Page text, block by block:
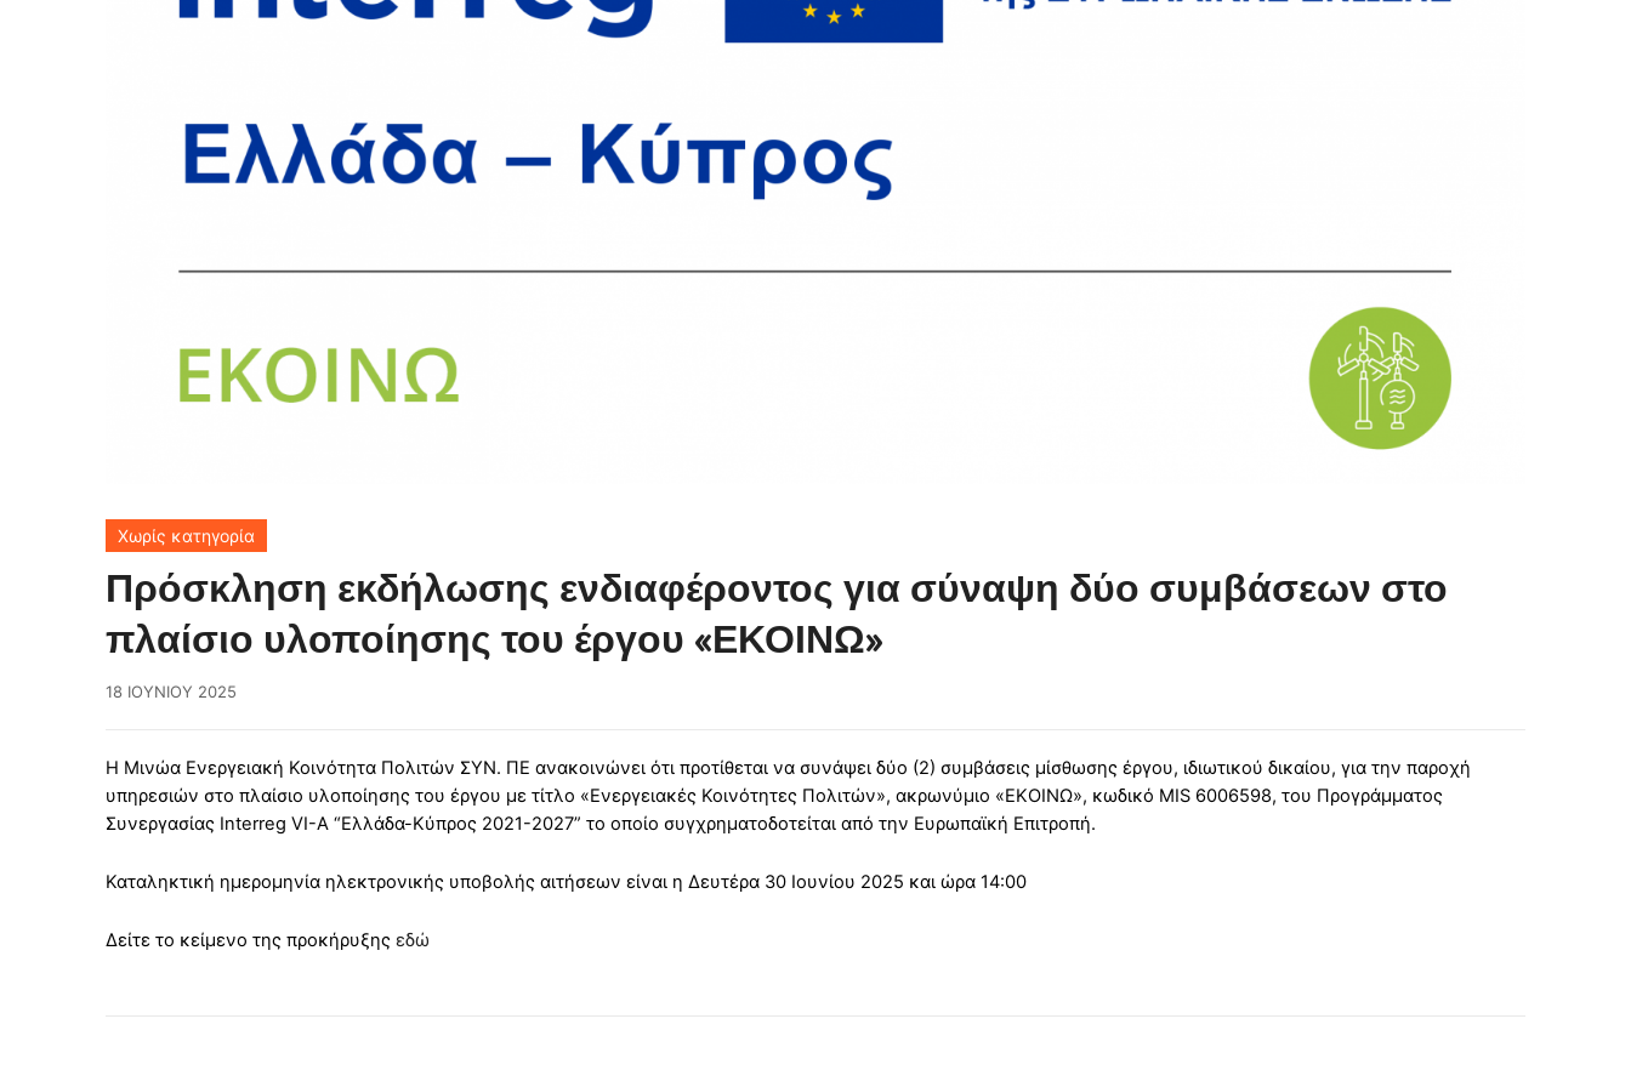
Χωρίς κατηγορία
Πρόσκληση εκδήλωσης ενδιαφέροντος για σύναψη δύο συμβάσεων στο
πλαίσιο υλοποίησης του έργου «ΕΚΟΙΝΩ»
18 ΙΟΥΝΊΟΥ 2025
Η Μινώα Ενεργειακή Κοινότητα Πολιτών ΣΥΝ. ΠΕ ανακοινώνει ότι προτίθεται να συνάψει δύο (2) συμβάσεις μίσθωσης έργου, ιδιωτικού δικαίου, για την παροχή
υπηρεσιών στο πλαίσιο υλοποίησης του έργου με τίτλο «Ενεργειακές Κοινότητες Πολιτών», ακρωνύμιο «ΕΚΟΙΝΩ», κωδικό MIS 6006598, του Προγράμματος
Συνεργασίας Interreg VI-A “Ελλάδα-Κύπρος 2021-2027” το οποίο συγχρηματοδοτείται από την Ευρωπαϊκή Επιτροπή.
Καταληκτική ημερομηνία ηλεκτρονικής υποβολής αιτήσεων είναι η Δευτέρα 30 Ιουνίου 2025 και ώρα 14:00
Δείτε το κείμενο της προκήρυξης εδώ